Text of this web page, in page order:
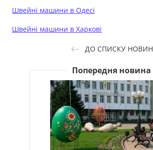
Швейні машини в Одесі
Швейні машини в Харкові
ДО СПИСКУ НОВИН
Попередня новина